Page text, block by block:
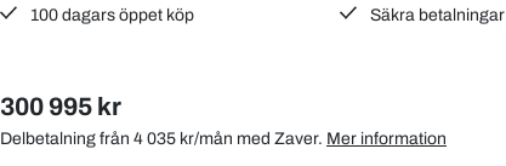
100 dagars öppet köp
Säkra betalningar
300 995 kr
Delbetalning från 4 035 kr/mån med Zaver. Mer information